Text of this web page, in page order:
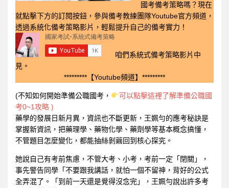
國考備考策略嗎？現在
就點擊下方的訂閱按鈕，參與備考教練團隊Youtube官方頻道，
透過系統化備考策略影片，輕鬆提升自己的備考實力！
咱們系統式備考策略影片中
見。
*********【Youtube頻道】*********
(不知如何開始準備公職國考，
可以點擊這裡了解準備公職國
考0~1攻略 )
藥學的發展日新月異，資訊也不斷更新，王姵勻的應考秘訣是
掌握新資訊，把藥理學、藥物化學、藥劑學等基本概念搞懂，
不管題目怎麼變化，都能抽絲剝繭回到核心探究。
她說自己有考前焦慮，不管大考、小考，考前一定「閉關」，
事先警告同學「不要跟我講話，就怕一個不留神，背好的公式
全弄混了。「到前一天還是覺得沒念完」，王姵勻說出許多考